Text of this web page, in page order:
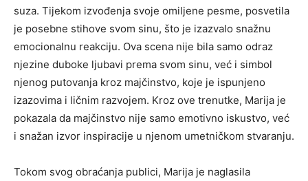
suza. Tijekom izvođenja svoje omiljene pesme, posvetila
je posebne stihove svom sinu, što je izazvalo snažnu
emocionalnu reakciju. Ova scena nije bila samo odraz
njezine duboke ljubavi prema svom sinu, već i simbol
njenog putovanja kroz majčinstvo, koje je ispunjeno
izazovima i ličnim razvojem. Kroz ove trenutke, Marija je
pokazala da majčinstvo nije samo emotivno iskustvo, već
i snažan izvor inspiracije u njenom umetničkom stvaranju.
Tokom svog obraćanja publici, Marija je naglasila